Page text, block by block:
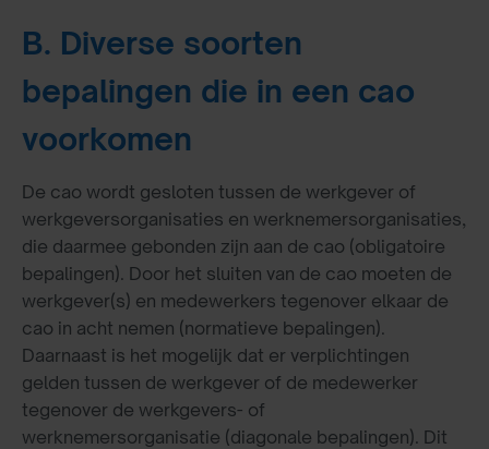
B. Diverse soorten
bepalingen die in een cao
voorkomen
De cao wordt gesloten tussen de werkgever of
werkgeversorganisaties en werknemersorganisaties,
die daarmee gebonden zijn aan de cao (obligatoire
bepalingen). Door het sluiten van de cao moeten de
werkgever(s) en medewerkers tegenover elkaar de
cao in acht nemen (normatieve bepalingen).
Daarnaast is het mogelijk dat er verplichtingen
gelden tussen de werkgever of de medewerker
tegenover de werkgevers- of
werknemersorganisatie (diagonale bepalingen). Dit